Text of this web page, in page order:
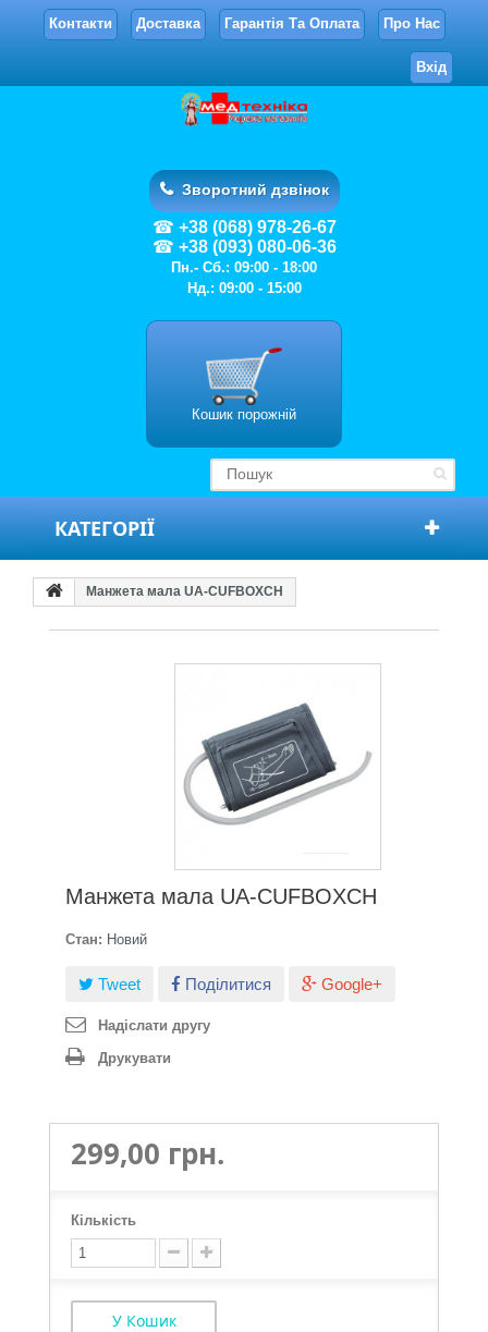
Контакти Доставка Гарантія Та Оплата Про Нас
Вхід
Зворотний дзвінок
+38 (068) 978-26-67
+38 (093) 080-06-36
Пн.- Сб.: 09:00 - 18:00
Нд.: 09:00 - 15:00
Кошик порожній
КАТЕГОРІЇ
Манжета мала UA-CUFBOXCH
Манжета мала UA-CUFBOXCH
Стан: Новий
Tweet Поділитися Google+
Надіслати другу
Друкувати
299,00 грн.
Кількість
У Кошик